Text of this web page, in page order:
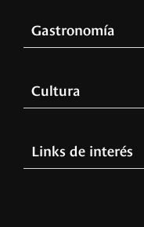
Gastronomía
Cultura
Links de interés